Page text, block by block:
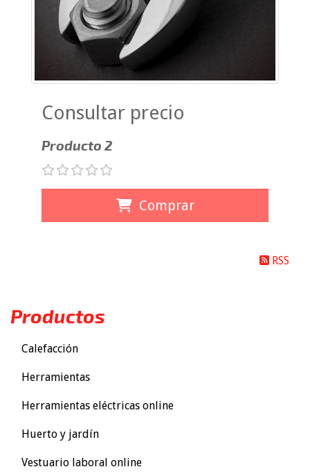
Consultar precio
Producto 2
Comprar
RSS
Productos
Calefacción
Herramientas
Herramientas eléctricas online
Huerto y jardín
Vestuario laboral online